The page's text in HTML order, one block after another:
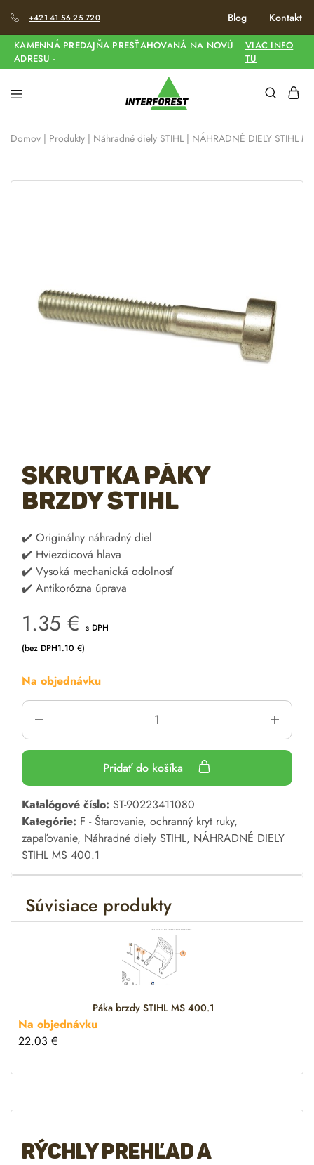
+421 41 56 25 720 Blog Kontakt
KAMENNÁ PREDAJŇA PRESŤAHOVANÁ NA NOVÚ
ADRESU -
VIAC INFO
TU
Domov | Produkty | Náhradné diely STIHL | NÁHRADNÉ DIELY STIHL
Skrutka páky
brzdy STIHL
✔️ Originálny náhradný diel
✔️ Hviezdicová hlava
✔️ Vysoká mechanická odolnosť
✔️ Antikorózna úprava
1.35 € s DPH
(bez DPH1.10 €)
Na objednávku
Pridať do košíka
A
l
t
e
r
a
t
Katalógové číslo: ST-90223411080
Kategórie: F - Štarovanie, ochranný kryt ruky,
zapaľovanie, Náhradné diely STIHL, NÁHRADNÉ DIELY
STIHL MS 400.1
Súvisiace produkty
Páka brzdy STIHL MS 400.1
Na objednávku
22.03 €
Rýchly prehľad a